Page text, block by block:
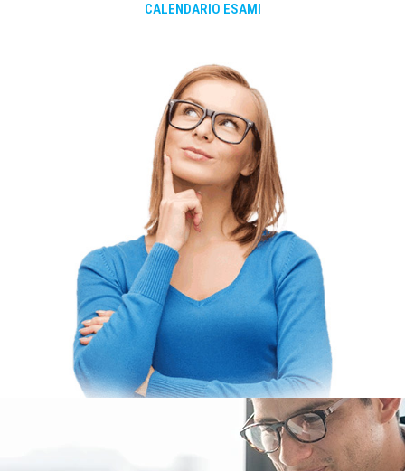
CALENDARIO ESAMI